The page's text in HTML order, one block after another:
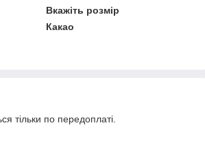
Вкажіть розмір
Какао
тільки по передоплаті.